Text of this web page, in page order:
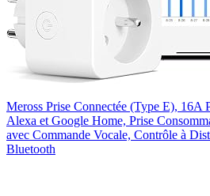
Meross Prise Connectée (Type E), 16A
Alexa et Google Home, Prise
avec Commande Vocale, Contrôle à
Bluetooth